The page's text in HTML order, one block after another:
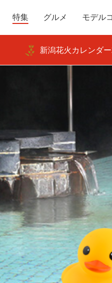
特集 グルメ モデル
新潟花火カレンダー